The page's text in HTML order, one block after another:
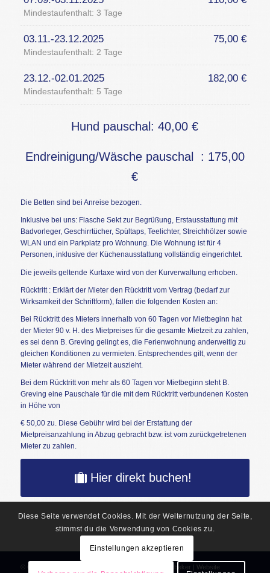
Mindestaufenthalt: 3 Tage
03.11.-23.12.2025 75,00 €
Mindestaufenthalt: 2 Tage
23.12.-02.01.2025 182,00 €
Mindestaufenthalt: 5 Tage
Hund pauschal: 40,00 €
Endreinigung/Wäsche pauschal : 175,00
€
Die Betten sind bei Anreise bezogen.
Inklusive bei uns: Flasche Sekt zur Begrüßung, Erstausstattung mit
Badvorleger, Geschirrtücher, Spültaps, Teelichter, Streichhölzer sowie
WLAN und ein Parkplatz pro Wohnung. Die Wohnung ist für 4
Personen, inklusive der Küchenausstattung vollständig eingerichtet.
Die jeweils geltende Kurtaxe wird von der Kurverwaltung erhoben.
Rücktritt : Erklärt der Mieter den Rücktritt vom Vertrag (bedarf zur
Wirksamkeit der Schriftform), fallen die folgenden Kosten an:
Bei Rücktritt des Mieters innerhalb von 60 Tagen vor Mietbeginn hat
der Mieter 90 v. H. des Mietpreises für die gesamte Mietzeit zu zahlen,
es sei denn B. Greving gelingt es, die Ferienwohnung anderweitig zu
gleichen Konditionen zu vermieten. Entsprechendes gilt, wenn der
Mieter während der Mietzeit auszieht.
Bei dem Rücktritt von mehr als 60 Tagen vor Mietbeginn steht B.
Greving eine Pauschale für die mit dem Rücktritt verbundenen Kosten
in Höhe von
€ 50,00 zu. Diese Gebühr wird bei der Erstattung der
Mietpreisanzahlung in Abzug gebracht bzw. ist vom zurückgetretenen
Mieter zu zahlen.
Hier direkt buchen!
© Copyright - Ostsee Urlaub 365 | Gästehaus Störtebeker | Website
Diese Seite verwendet Cookies. Mit der Weiternutzung der Seite,
stimmst du die Verwendung von Cookies zu.
Einstellungen akzeptieren